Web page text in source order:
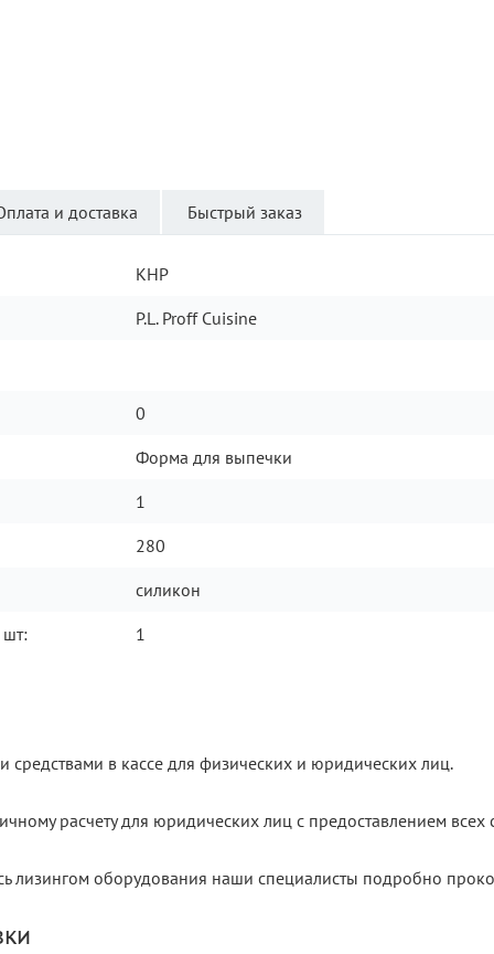
и доставка Быстрый заказ
КНР
P.L. Proff Cuisine
0
Форма для выпечки
1
280
силикон
шт:
1
средствами в кассе для физических и юридических лиц.
расчету для юридических лиц с предоставлением
лизингом оборудования наши специалисты подробно